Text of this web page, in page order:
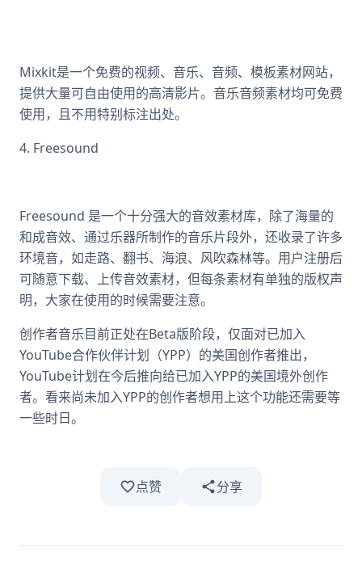
Mixkit是一个免费的视频、音乐、音频、模板素材网站，
提供大量可自由使用的高清影片。音乐音频素材均可免费
使用，且不用特别标注出处。
4. Freesound
Freesound 是一个十分强大的音效素材库，除了海量的
和成音效、通过乐器所制作的音乐片段外，还收录了许多
环境音，如走路、翻书、海浪、风吹森林等。用户注册后
可随意下载、上传音效素材，但每条素材有单独的版权声
明，大家在使用的时候需要注意。
创作者音乐目前正处在Beta版阶段，仅面对已加入
YouTube合作伙伴计划（YPP）的美国创作者推出，
YouTube计划在今后推向给已加入YPP的美国境外创作
者。看来尚未加入YPP的创作者想用上这个功能还需要等
一些时日。
点赞 分享